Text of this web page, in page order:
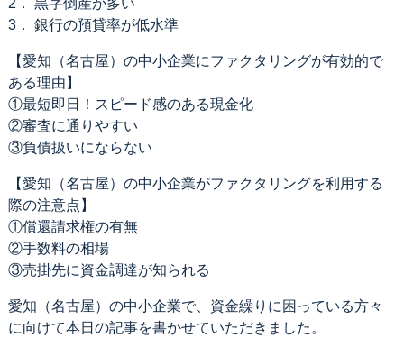
2． 黒字倒産が多い
3． 銀行の預貸率が低水準
【愛知（名古屋）の中小企業にファクタリングが有効的で
ある理由】
①最短即日！スピード感のある現金化
②審査に通りやすい
③負債扱いにならない
【愛知（名古屋）の中小企業がファクタリングを利用する
際の注意点】
①償還請求権の有無
②手数料の相場
③売掛先に資金調達が知られる
愛知（名古屋）の中小企業で、資金繰りに困っている方々
に向けて本日の記事を書かせていただきました。